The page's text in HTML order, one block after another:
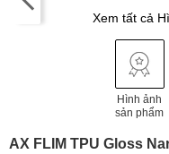
Xem tất cả
Hình ảnh
sản phẩm
AX FLIM TPU Gloss